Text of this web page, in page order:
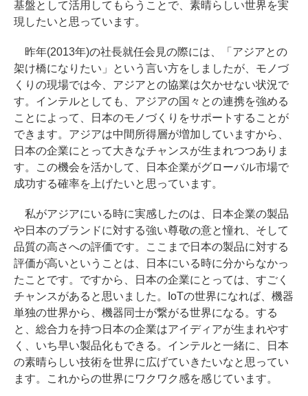
基盤として活用してもらうことで、素晴らしい世界を実
現したいと思っています。
昨年(2013年)の社長就任会見の際には、「アジアとの
架け橋になりたい」という言い方をしましたが、モノづ
くりの現場では今、アジアとの協業は欠かせない状況で
す。インテルとしても、アジアの国々との連携を強める
ことによって、日本のモノづくりをサポートすることが
できます。アジアは中間所得層が増加していますから、
日本の企業にとって大きなチャンスが生まれつつありま
す。この機会を活かして、日本企業がグローバル市場で
成功する確率を上げたいと思っています。
私がアジアにいる時に実感したのは、日本企業の製品
や日本のブランドに対する強い尊敬の意と憧れ、そして
品質の高さへの評価です。ここまで日本の製品に対する
評価が高いということは、日本にいる時に分からなかっ
たことです。ですから、日本の企業にとっては、すごく
チャンスがあると思いました。IoTの世界になれば、機器
単独の世界から、機器同士が繋がる世界になる。する
と、総合力を持つ日本の企業はアイディアが生まれやす
く、いち早い製品化もできる。インテルと一緒に、日本
の素晴らしい技術を世界に広げていきたいなと思ってい
ます。これからの世界にワクワク感を感じています。